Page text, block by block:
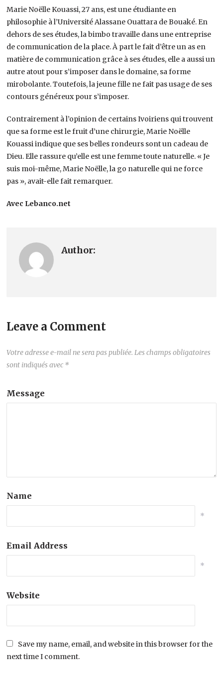
Marie Noëlle Kouassi, 27 ans, est une étudiante en
philosophie à l’Université Alassane Ouattara de Bouaké. En
dehors de ses études, la bimbo travaille dans une entreprise
de communication de la place. À part le fait d’être un as en
matière de communication grâce à ses études, elle a aussi un
autre atout pour s’imposer dans le domaine, sa forme
mirobolante. Toutefois, la jeune fille ne fait pas usage de ses
contours généreux pour s’imposer.
Contrairement à l’opinion de certains Ivoiriens qui trouvent
que sa forme est le fruit d’une chirurgie, Marie Noëlle
Kouassi indique que ses belles rondeurs sont un cadeau de
Dieu. Elle rassure qu’elle est une femme toute naturelle. « Je
suis moi-même, Marie Noëlle, la go naturelle qui ne force
pas », avait-elle fait remarquer.
Avec Lebanco.net
Author:
Leave a Comment
Votre adresse e-mail ne sera pas publiée. Les champs obligatoires
sont indiqués avec *
Message
Name
*
Email Address
*
Website
Save my name, email, and website in this browser for the
next time I comment.